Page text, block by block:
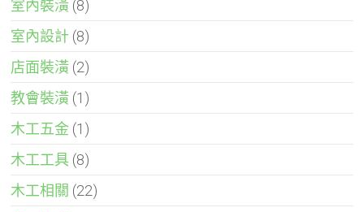
室內裝潢 (8)
室內設計 (8)
店面裝潢 (2)
教會裝潢 (1)
木工五金 (1)
木工工具 (8)
木工相關 (22)